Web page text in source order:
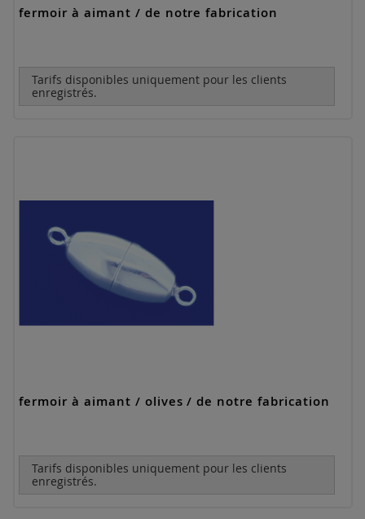
fermoir à aimant / de notre fabrication
Tarifs disponibles uniquement pour les clients
enregistrés.
fermoir à aimant / olives / de notre fabrication
Tarifs disponibles uniquement pour les clients
enregistrés.